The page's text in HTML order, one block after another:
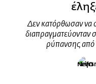
Δεν κατόρθωσαν να
διαπραγματεύονταν
ρύπανσης από